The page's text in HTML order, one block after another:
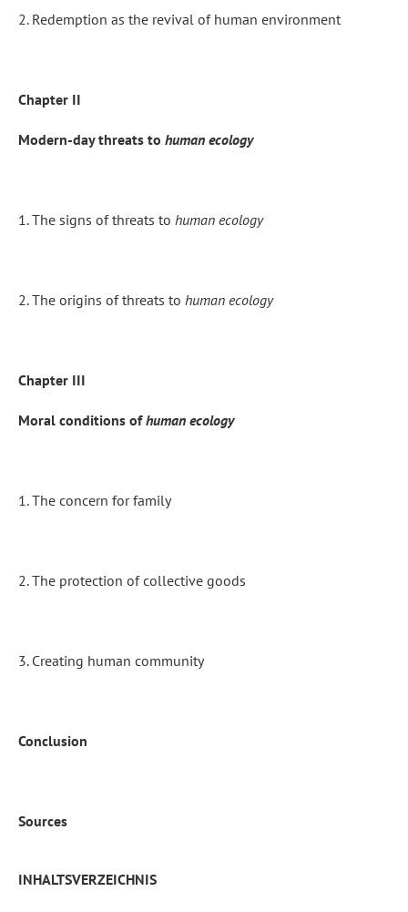
2. Redemption as the revival of human environment
Chapter II
Modern-day threats to human ecology
1. The signs of threats to human ecology
2. The origins of threats to human ecology
Chapter III
Moral conditions ofhuman ecology
1. The concern for family
2. The protection of collective goods
3. Creating human community
Conclusion
Sources
INHALTSVERZEICHNIS